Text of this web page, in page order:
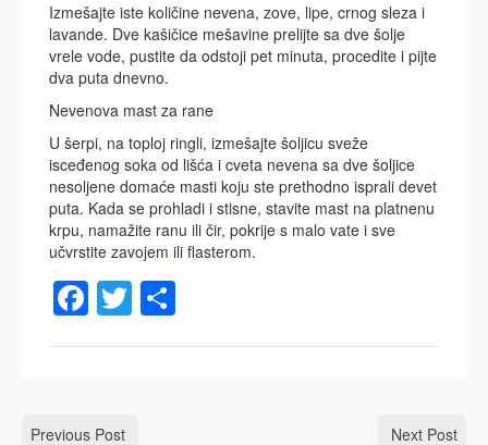
Izmešajte iste količine nevena, zove, lipe, crnog sleza i
lavande. Dve kašičice mešavine prelijte sa dve šolje
vrele vode, pustite da odstoji pet minuta, procedite i pijte
dva puta dnevno.
Nevenova mast za rane
U šerpi, na toploj ringli, izmešajte šoljicu sveže
isceđenog soka od lišća i cveta nevena sa dve šoljice
nesoljene domaće masti koju ste prethodno isprali devet
puta. Kada se prohladi i stisne, stavite mast na platnenu
krpu, namažite ranu ili čir, pokrije s malo vate i sve
učvrstite zavojem ili flasterom.
Facebook
Twitter
Previous Post Next Post